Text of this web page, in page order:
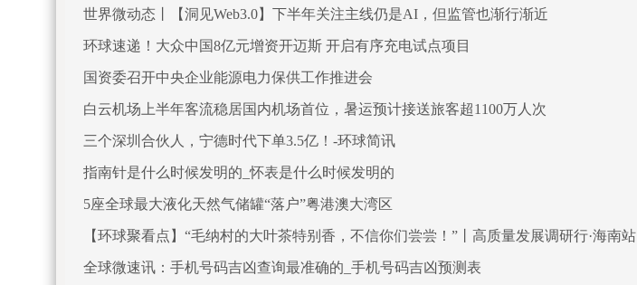
世界微动态丨【洞见Web3.0】下半年关注主线仍是AI，但监管也渐行渐近
环球速递！大众中国8亿元增资开迈斯 开启有序充电试点项目
国资委召开中央企业能源电力保供工作推进会
白云机场上半年客流稳居国内机场首位，暑运预计接送旅客超1100万人次
三个深圳合伙人，宁德时代下单3.5亿！-环球简讯
指南针是什么时候发明的_怀表是什么时候发明的
5座全球最大液化天然气储罐“落户”粤港澳大湾区
【环球聚看点】“毛纳村的大叶茶特别香，不信你们尝尝！”丨高质量发展调研行·海南站
全球微速讯：手机号码吉凶查询最准确的_手机号码吉凶预测表